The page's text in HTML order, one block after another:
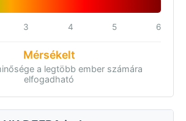
3 4 5 6
Mérsékelt
a legtöbb ember számára
elfogadható